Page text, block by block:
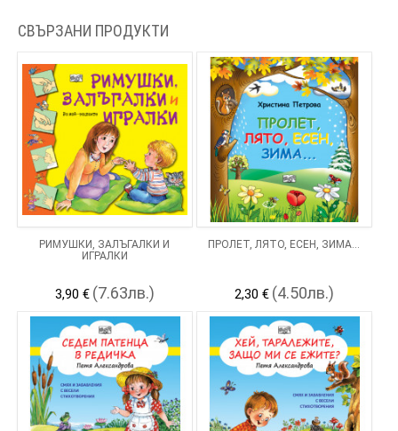
СВЪРЗАНИ ПРОДУКТИ
РИМУШКИ, ЗАЛЪГАЛКИ И
ИГРАЛКИ
3,90 € (7.63лв.)
ПРОЛЕТ, ЛЯТО, ЕСЕН, ЗИМА…
2,30 € (4.50лв.)